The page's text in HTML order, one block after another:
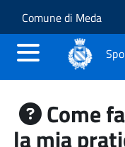
Salta al
Skip to site
Comune di Meda
Come
la mia